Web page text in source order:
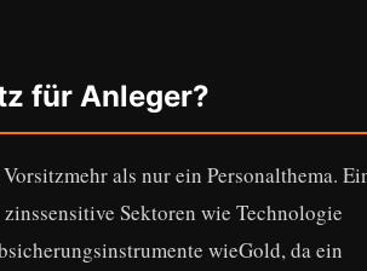
für Anleger?
als nur ein Personalthema.
Sektoren wie Technologie
wieGold, da ein